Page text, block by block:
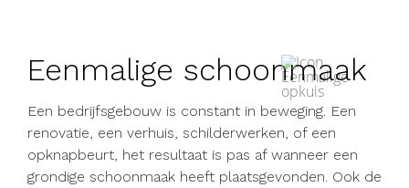
Eenmalige schoonmaak
Een bedrijfsgebouw is constant in beweging. Een
renovatie, een verhuis, schilderwerken, of een
opknapbeurt, het resultaat is pas af wanneer een
grondige schoonmaak heeft plaatsgevonden. Ook de